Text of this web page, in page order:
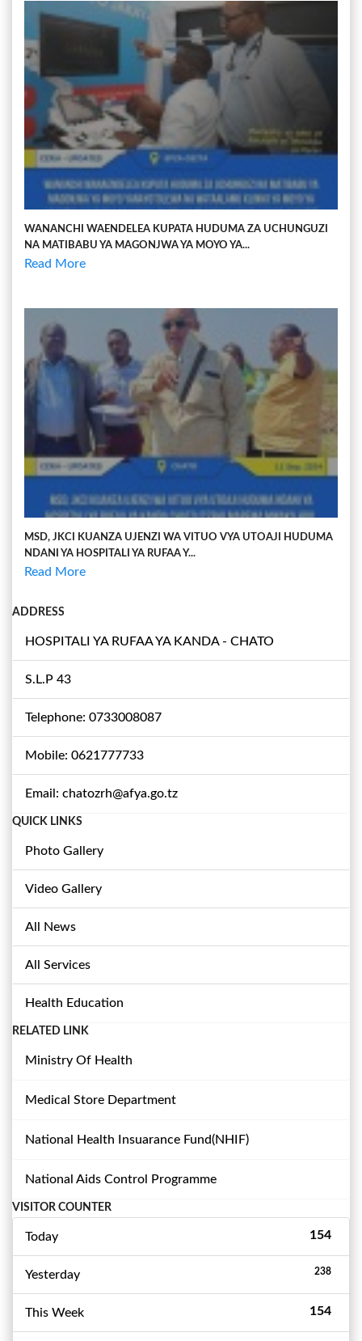
WANANCHI WAENDELEA KUPATA HUDUMA ZA UCHUNGUZI
NA MATIBABU YA MAGONJWA YA MOYO YA...
Read More
MSD, JKCI KUANZA UJENZI WA VITUO VYA UTOAJI HUDUMA
NDANI YA HOSPITALI YA RUFAA Y...
Read More
ADDRESS
HOSPITALI YA RUFAA YA KANDA - CHATO
S.L.P 43
Telephone: 0733008087
Mobile: 0621777733
Email: chatozrh@afya.go.tz
QUICK LINKS
Photo Gallery
Video Gallery
All News
All Services
Health Education
RELATED LINK
Ministry Of Health
Medical Store Department
National Health Insuarance Fund(NHIF)
National Aids Control Programme
VISITOR COUNTER
Today 154
Yesterday 238
This Week 154